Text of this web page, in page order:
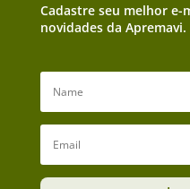
Cadastre seu melhor e-
novidades da Apremavi.